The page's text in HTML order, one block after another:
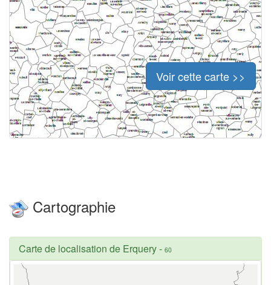
Voir cette carte >>
Cartographie
Carte de localisation de Erquery- 60